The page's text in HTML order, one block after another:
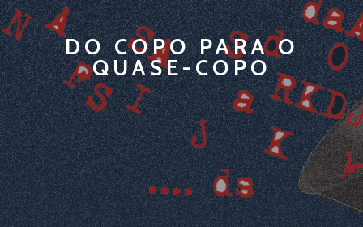
DO COPO PARA O
QUASE-COPO